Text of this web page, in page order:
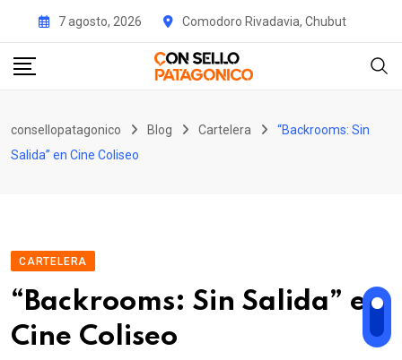
content
7 agosto, 2026 Comodoro Rivadavia, Chubut
consellopatagonico Blog Cartelera
“Backrooms: Sin
Salida” en Cine Coliseo
CARTELERA
“Backrooms: Sin Salida” en
Cine Coliseo